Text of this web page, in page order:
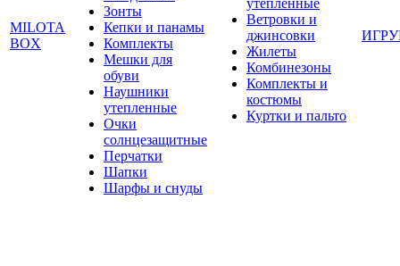
MILOTA
BOX
Зонты
Кепки и панамы
Комплекты
Мешки для
обуви
Наушники
утепленные
Очки
солнцезащитные
Перчатки
Шапки
Шарфы и снуды
утепленные
Ветровки и
джинсовки
Жилеты
Комбинезоны
Комплекты и
костюмы
Куртки и пальто